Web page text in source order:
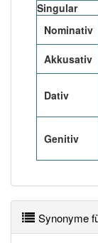
Singular
Nominativ
Akkusativ
Dativ
Genitiv
Synonyme